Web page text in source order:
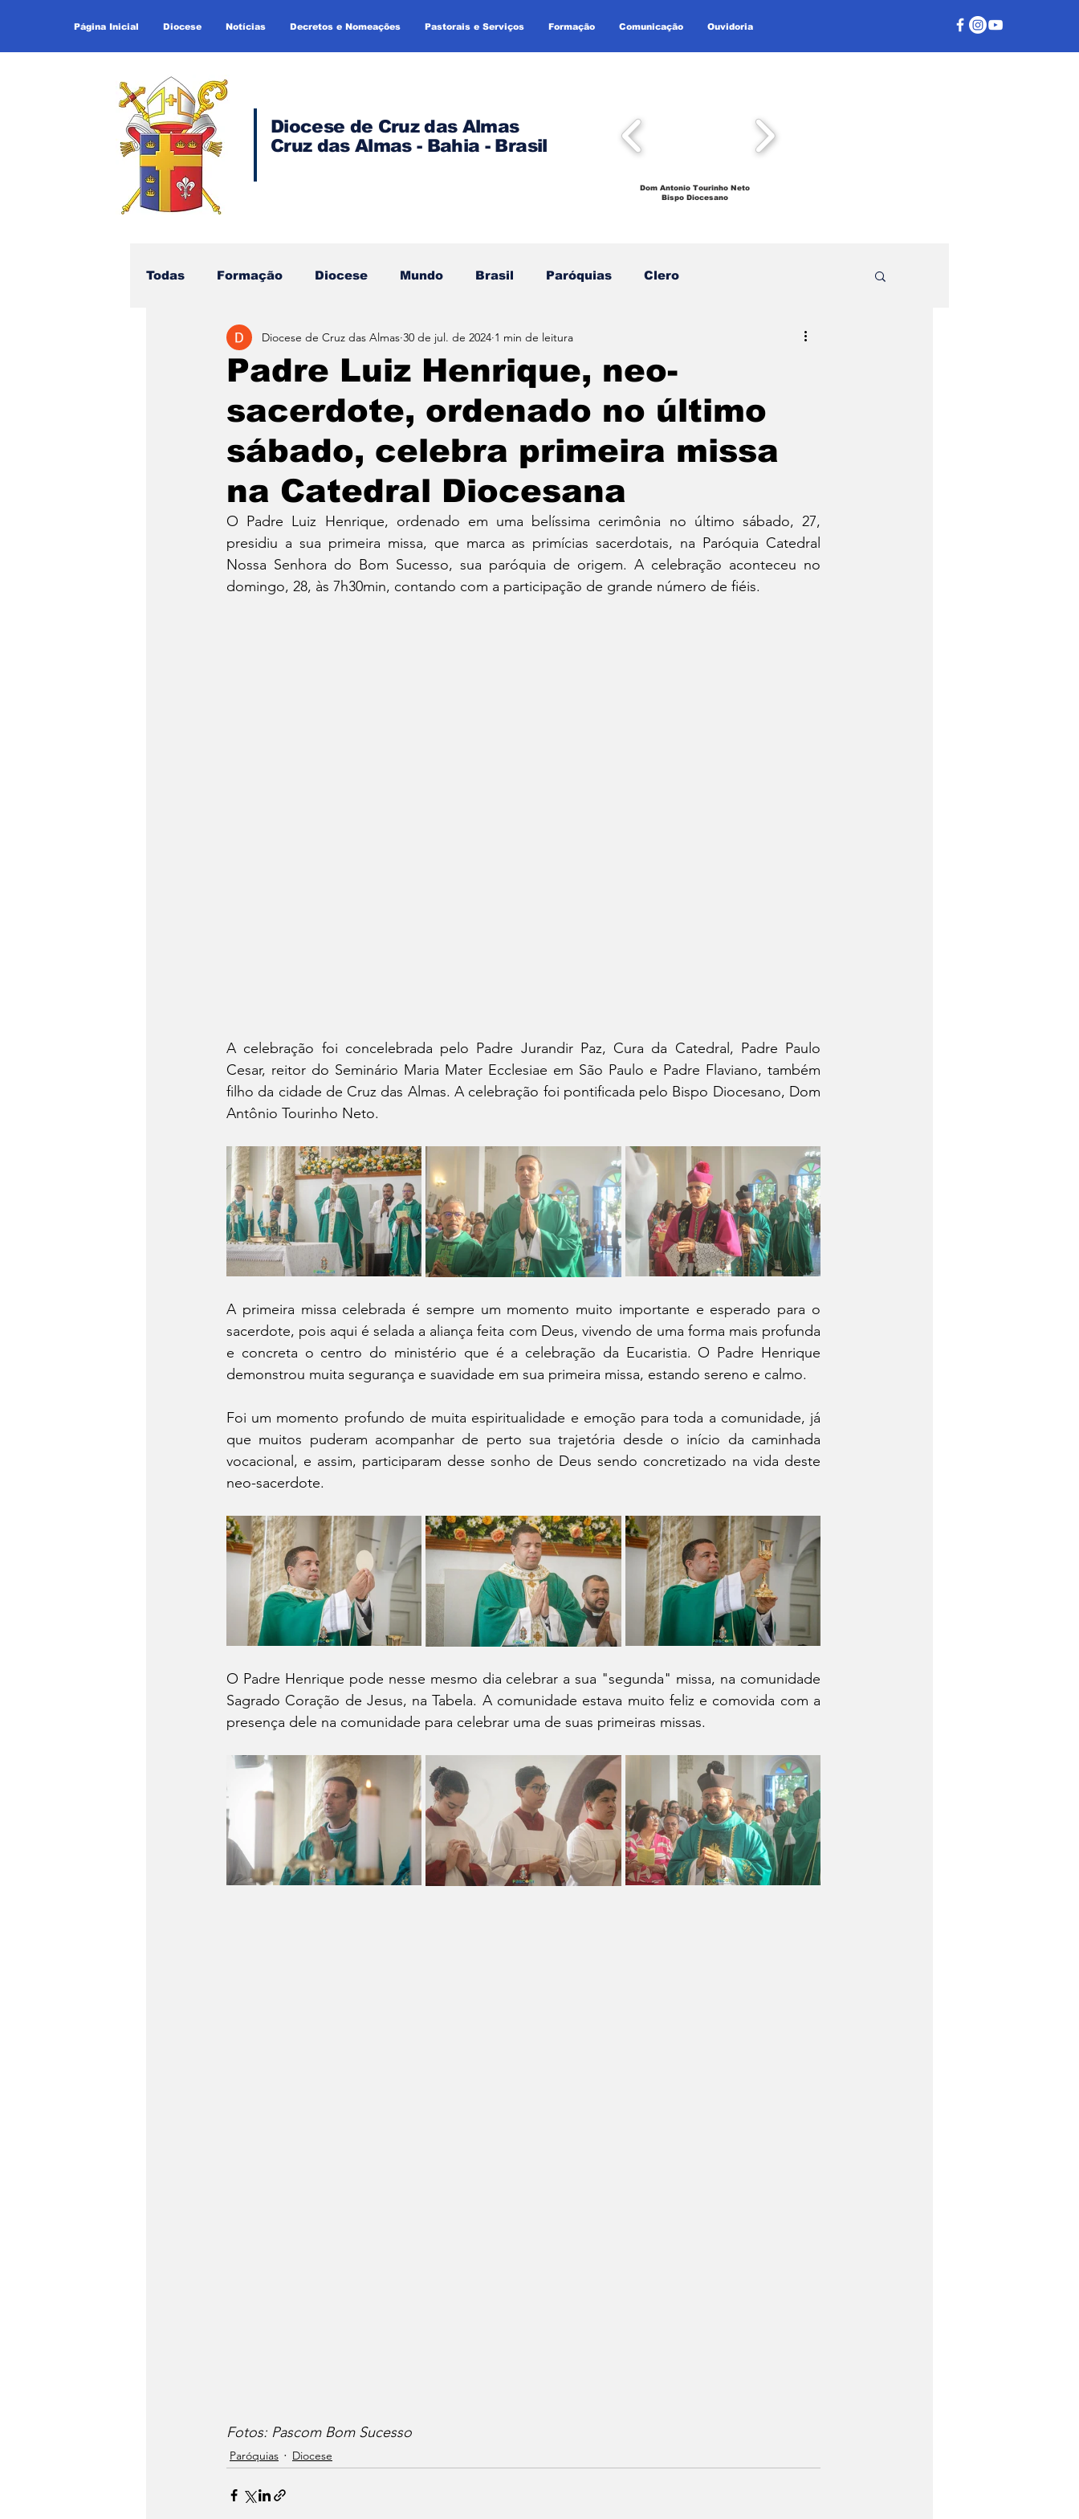
Página Inicial Diocese Notícias Decretos e Nomeações Pastorais e Serviços Formação Comunicação Ouvidoria
Diocese de Cruz das Almas
Cruz das Almas - Bahia - Brasil
Dom Antonio Tourinho Neto
Bispo Diocesano
Todas Formação Diocese Mundo Brasil Paróquias Clero
Padre Luiz Henrique, neo-
sacerdote, ordenado no último
sábado, celebra primeira missa
na Catedral Diocesana
Diocese de Cruz das Almas 30 de jul. de 2024 1 min de leitura
O Padre Luiz Henrique, ordenado em uma belíssima cerimônia no último sábado, 27,
presidiu a sua primeira missa, que marca as primícias sacerdotais, na Paróquia Catedral
Nossa Senhora do Bom Sucesso, sua paróquia de origem. A celebração aconteceu no
domingo, 28, às 7h30min, contando com a participação de grande número de fiéis.
A celebração foi concelebrada pelo Padre Jurandir Paz, Cura da Catedral, Padre Paulo
Cesar, reitor do Seminário Maria Mater Ecclesiae em São Paulo e Padre Flaviano, também
filho da cidade de Cruz das Almas. A celebração foi pontificada pelo Bispo Diocesano, Dom
Antônio Tourinho Neto.
A primeira missa celebrada é sempre um momento muito importante e esperado para o
sacerdote, pois aqui é selada a aliança feita com Deus, vivendo de uma forma mais profunda
e concreta o centro do ministério que é a celebração da Eucaristia. O Padre Henrique
demonstrou muita segurança e suavidade em sua primeira missa, estando sereno e calmo.
Foi um momento profundo de muita espiritualidade e emoção para toda a comunidade, já
que muitos puderam acompanhar de perto sua trajetória desde o início da caminhada
vocacional, e assim, participaram desse sonho de Deus sendo concretizado na vida deste
neo-sacerdote.
O Padre Henrique pode nesse mesmo dia celebrar a sua "segunda" missa, na comunidade
Sagrado Coração de Jesus, na Tabela. A comunidade estava muito feliz e comovida com a
presença dele na comunidade para celebrar uma de suas primeiras missas.
Fotos: Pascom Bom Sucesso
Paróquias Diocese